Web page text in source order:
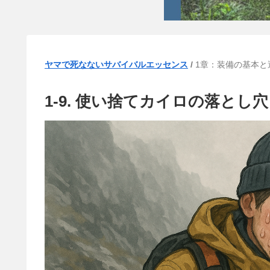
ヤマで死なないサバイバルエッセンス / 1章：装備の基本と
1-9. 使い捨てカイロの落とし穴